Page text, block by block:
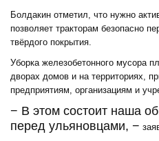
Болдакин отметил, что нужно
позволяет тракторам безопасно
твёрдого покрытия.
Уборка железобетонного мусора
дворах домов и на территориях,
предприятиям, организациям и
− В этом состоит наша
перед ульяновцами, −